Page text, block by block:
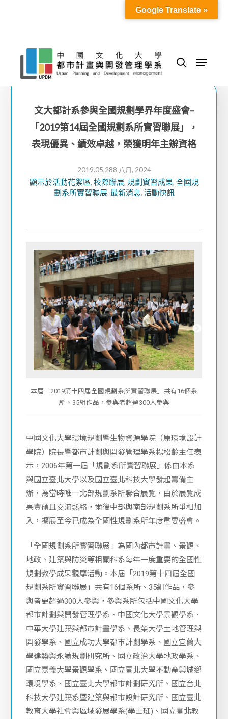
content
search
Menu
文大都計系參與全國規劃學界年度盛會–
「2019第14屆全國規劃系所實習聯展」，
表現優異、績效卓越，榮獲明年主辦資格
2019.05,288 八月, 2024
顯示於活動花絮區, 校際聯展, 規劃實習成果, 全國規
劃系所實習聯展, 最新消息, 活動快訊
有16個系
本屆「2019第十四屆全國規劃系所實習聯展」共有16個系
所、35組作品，參與者超過300人參與
示，2006年第一屆「規劃系所實習聯展」係由本系
與國立臺北大學以及國立臺北科技大學發起籌備主
辦，為當時唯一北部規劃系所聯合展覽，由於展覽成
果豐碩且交流熱絡，爾後中部與南部規劃系所爭相加
入，擴展至今已成為全國性規劃系所年度重要盛會。
「全國規劃系所實習聯展」為國內都市計畫、景觀、
規劃教學成果觀摩活動。本屆「2019第十四屆全國
規劃系所實習聯展」共有16個系所、35組作品，參
與者更超過300人參與，參與系所包括中國文化大學
都市計劃與開發管理學系、中國文化大學景觀學系、
中華大學建築與都市計畫學系、長榮大學土地管理與
開發學系、國立成功大學都市計劃學系、國立宜蘭大
學建築與永續規劃研究所、國立政治大學地政學系、
國立嘉義大學景觀學系、國立臺北大學不動產與城鄉
環境學系、國立臺北大學都市計劃研究所、國立台北
科技大學建築系暨建築與都市設計研究所、國立臺北
教育大學社會與區域發展學系(學士班)、國立臺北教
育大學社會與區域發展學系區域發展組(碩士班)、國
立台灣大學建築與城鄉研究所、逢甲大學都市計畫與
Google Translate »